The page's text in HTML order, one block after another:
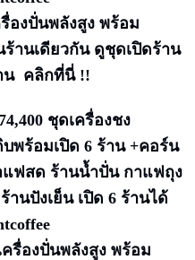
องปั่นพลังสูง พร้อม
ร้านเดียวกันดูชุดเปิดร้าน
น คลิกที่นี่ !!
ชุดเครื่องชง
พร้อมเปิด 6 ร้าน +คอร์น
ฟสด ร้านน้ำปั่น กาแฟถุง
นปังเย็น เปิด 6 ร้านได้
รื่องปั่นพลังสูง พร้อม